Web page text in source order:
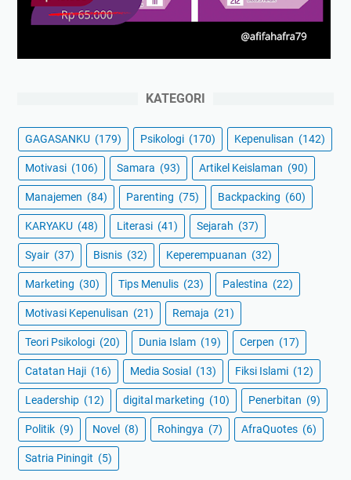
KATEGORI
GAGASANKU (179) Psikologi (170) Kepenulisan (142)
Motivasi (106) Samara (93) Artikel Keislaman (90)
Manajemen (84) Parenting (75) Backpacking (60)
KARYAKU (48) Literasi (41) Sejarah (37)
Syair (37) Bisnis (32) Keperempuanan (32)
Marketing (30) Tips Menulis (23) Palestina (22)
Motivasi Kepenulisan (21) Remaja (21)
Teori Psikologi (20) Dunia Islam (19) Cerpen (17)
Catatan Haji (16) Media Sosial (13) Fiksi Islami (12)
Leadership (12) digital marketing (10) Penerbitan (9)
Politik (9) Novel (8) Rohingya (7) AfraQuotes (6)
Satria Piningit (5)